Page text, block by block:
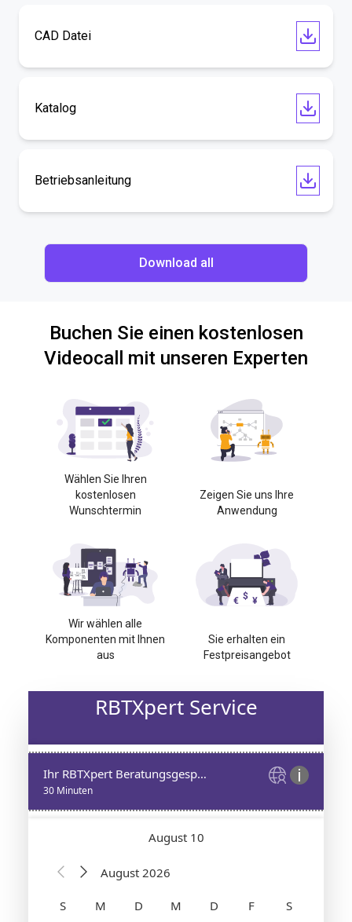
CAD Datei
Katalog
Betriebsanleitung
Download all
Buchen Sie einen kostenlosen
Videocall mit unseren Experten
Wählen Sie Ihren
kostenlosen
Wunschtermin
Zeigen Sie uns Ihre
Anwendung
Wir wählen alle
Komponenten mit Ihnen
aus
Sie erhalten ein
Festpreisangebot